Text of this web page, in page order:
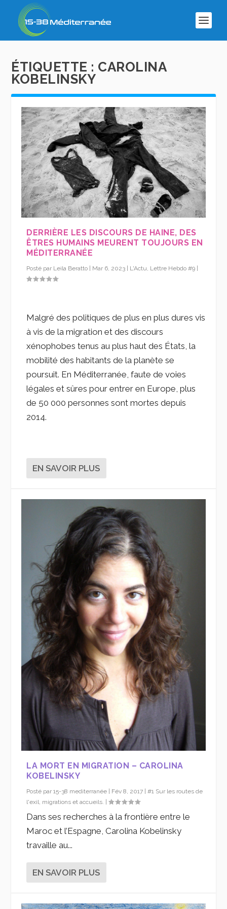
ÉTIQUETTE : CAROLINA
KOBELINSKY
DERRIÈRE LES DISCOURS DE HAINE, DES
ÊTRES HUMAINS MEURENT TOUJOURS EN
MÉDITERRANÉE
Posté par Leila Beratto | Mar 6, 2023 | L'Actu Lettre Hebdo #9 |
Malgré des politiques de plus en plus dures vis
à vis de la migration et des discours
xénophobes tenus au plus haut des États, la
mobilité des habitants de la planète se
poursuit. En Méditerranée, faute de voies
légales et sûres pour entrer en Europe, plus
de 50 000 personnes sont mortes depuis
2014.
EN SAVOIR PLUS
LA MORT EN MIGRATION – CAROLINA
KOBELINSKY
Posté par15-38 mediterranée | Fév 8, 2017 |#1 Sur les routes de
l'exil, migrations et accueils. |
Dans ses recherches à la frontière entre le
Maroc et l’Espagne, Carolina Kobelinsky
travaille au...
EN SAVOIR PLUS